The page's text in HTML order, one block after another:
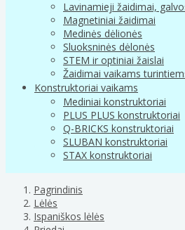
Lavinamieji žaidimai,
Magnetiniai žaidimai
Medinės dėlionės
Sluoksninės dėlonės
STEM ir optiniai žaislai
Žaidimai vaikams
Konstruktoriai vaikams
Mediniai konstruktoriai
PLUS PLUS konstruktoriai
Q-BRICKS konstruktoriai
SLUBAN konstruktoriai
STAX konstruktoriai
Pagrindinis
Lėlės
Ispaniškos lėlės